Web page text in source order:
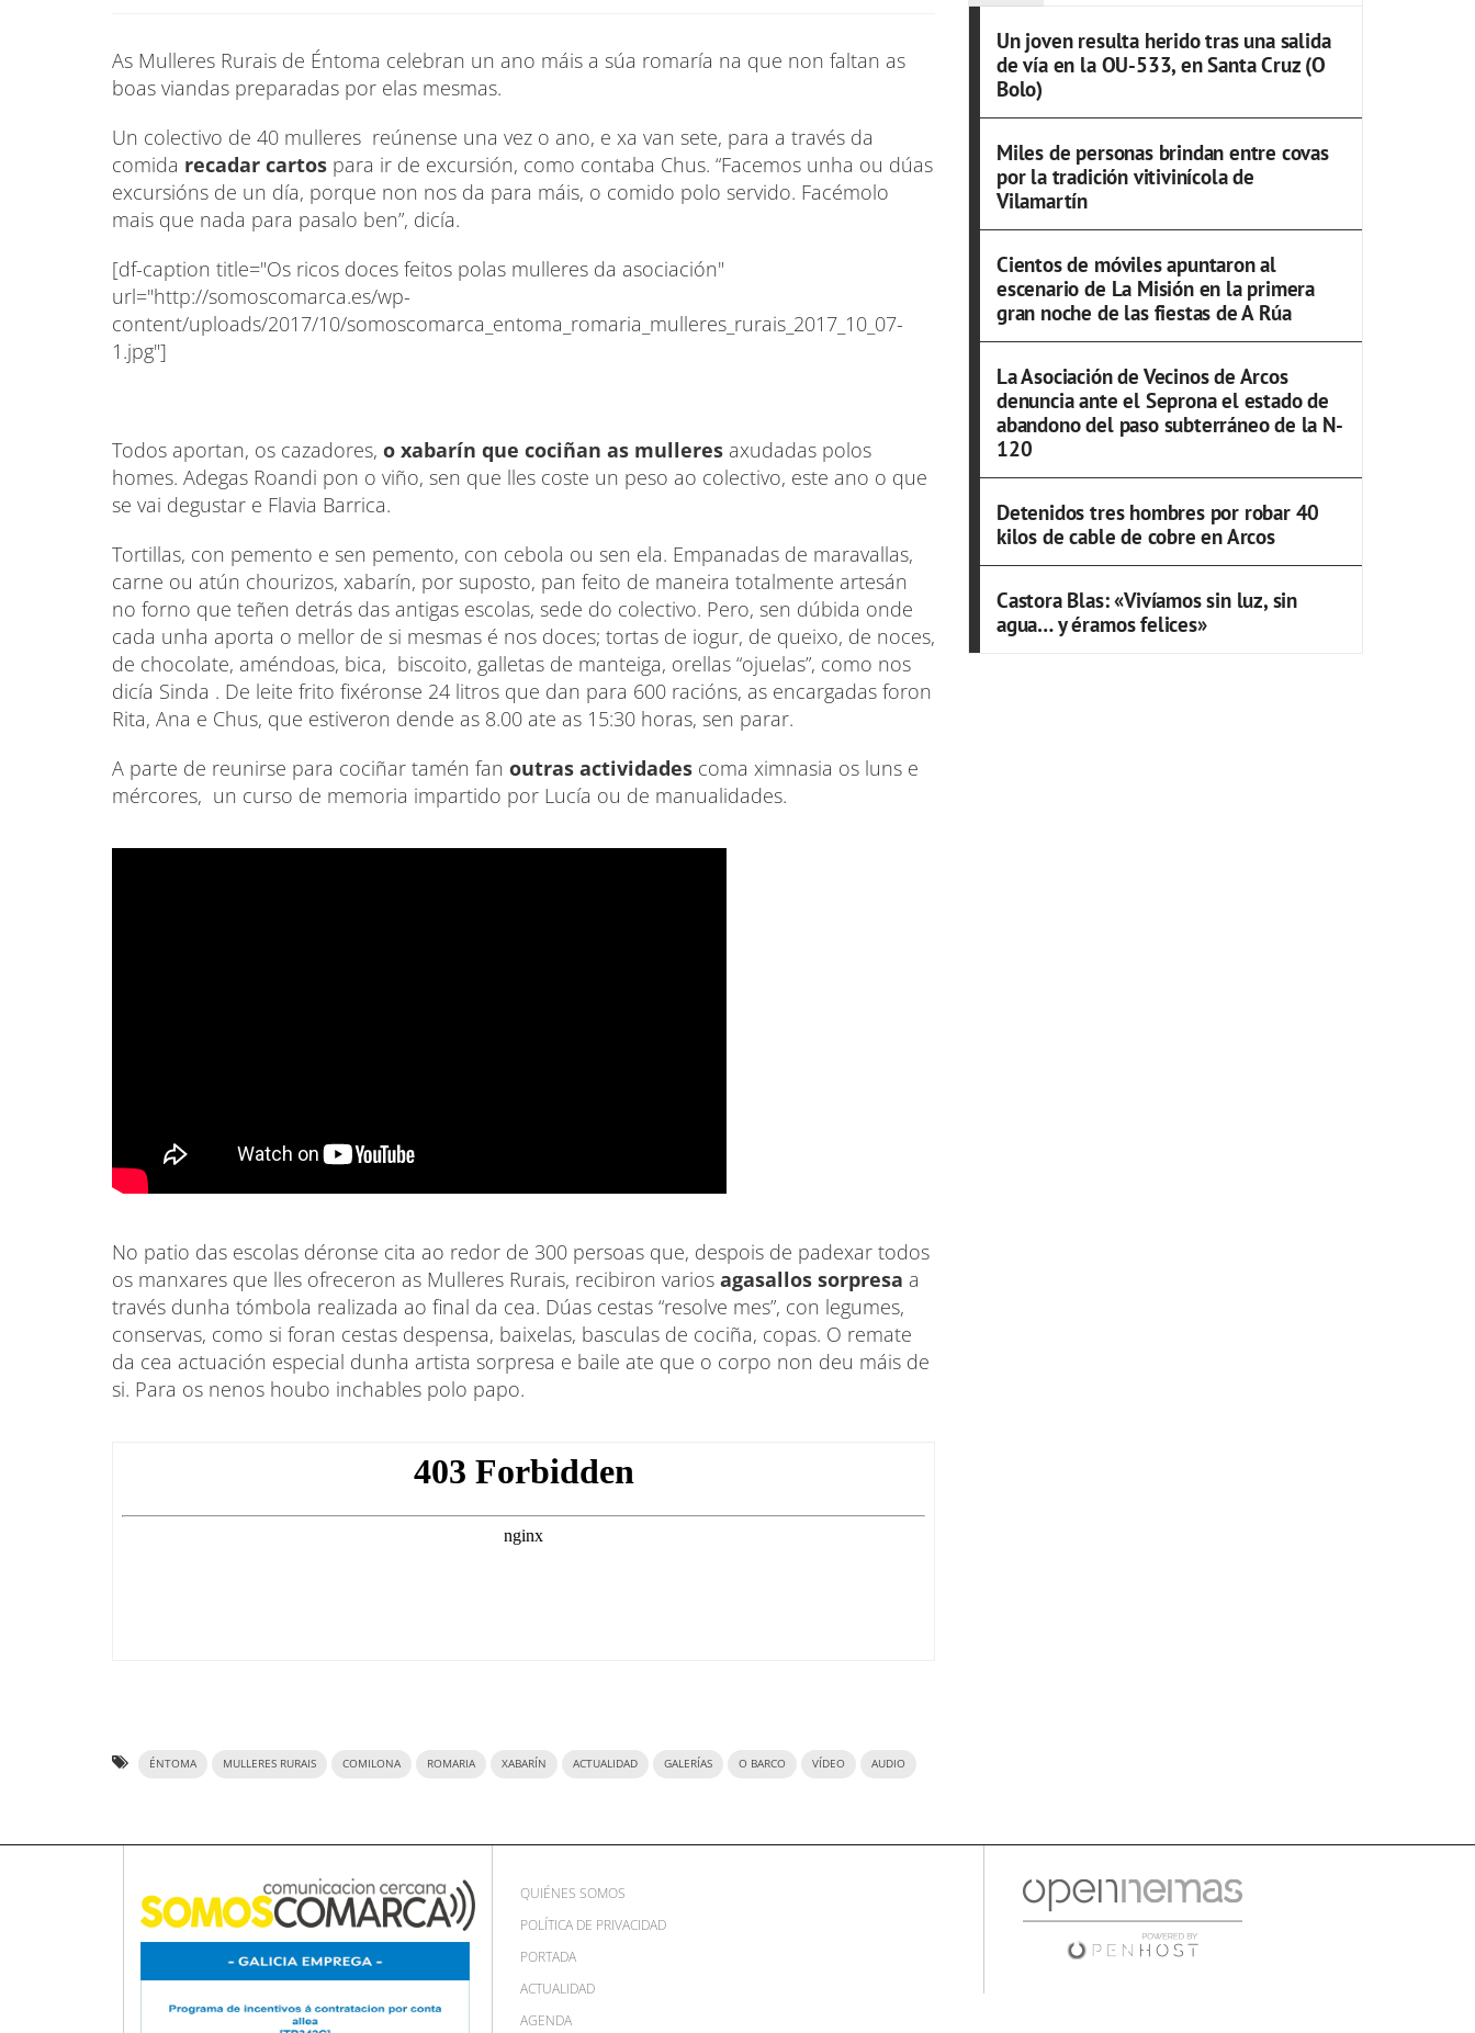
As Mulleres Rurais de Éntoma celebran un ano máis a súa romaría na que non faltan as
boas viandas preparadas por elas mesmas.
Un colectivo de 40 mulleres reúnense una vez o ano, e xa van sete, para a través da
comida recadar cartos para ir de excursión, como contaba Chus. “Facemos unha ou dúas
excursións de un día, porque non nos da para máis, o comido polo servido. Facémolo
mais que nada para pasalo ben”, dicía.
[df-caption title="Os ricos doces feitos polas mulleres da asociación"
url="http://somoscomarca.es/wp-
content/uploads/2017/10/somoscomarca_entoma_romaria_mulleres_rurais_2017_10_07-
1.jpg"]
Todos aportan, os cazadores, o xabarín que cociñan as mulleres axudadas polos
homes. Adegas Roandi pon o viño, sen que lles coste un peso ao colectivo, este ano o que
se vai degustar e Flavia Barrica.
Tortillas, con pemento e sen pemento, con cebola ou sen ela. Empanadas de maravallas,
carne ou atún chourizos, xabarín, por suposto, pan feito de maneira totalmente artesán
no forno que teñen detrás das antigas escolas, sede do colectivo. Pero, sen dúbida onde
cada unha aporta o mellor de si mesmas é nos doces; tortas de iogur, de queixo, de noces,
de chocolate, améndoas, bica, biscoito, galletas de manteiga, orellas “ojuelas”, como nos
dicía Sinda . De leite frito fixéronse 24 litros que dan para 600 racións, as encargadas foron
Rita, Ana e Chus, que estiveron dende as 8.00 ate as 15:30 horas, sen parar.
A parte de reunirse para cociñar tamén fan outras actividades coma ximnasia os luns e
mércores, un curso de memoria impartido por Lucía ou de manualidades.
No patio das escolas déronse cita ao redor de 300 persoas que, despois de padexar todos
os manxares que lles ofreceron as Mulleres Rurais, recibiron varios agasallos sorpresa a
través dunha tómbola realizada ao final da cea. Dúas cestas “resolve mes”, con legumes,
conservas, como si foran cestas despensa, baixelas, basculas de cociña, copas. O remate
da cea actuación especial dunha artista sorpresa e baile ate que o corpo non deu máis de
si. Para os nenos houbo inchables polo papo.
ÉNTOMA MULLERES RURAIS COMILONA ROMARIA XABARÍN ACTUALIDAD GALERÍAS O BARCO VÍDEO AUDIO
Un joven resulta herido tras una salida
de vía en la OU-533, en Santa Cruz (O
Bolo)
Miles de personas brindan entre covas
por la tradición vitivinícola de
Vilamartín
Cientos de móviles apuntaron al
escenario de La Misión en la primera
gran noche de las fiestas de A Rúa
La Asociación de Vecinos de Arcos
denuncia ante el Seprona el estado de
abandono del paso subterráneo de la N-
120
Detenidos tres hombres por robar 40
kilos de cable de cobre en Arcos
Castora Blas: «Vivíamos sin luz, sin
agua… y éramos felices»
QUIÉNES SOMOS
POLÍTICA DE PRIVACIDAD
PORTADA
ACTUALIDAD
AGENDA